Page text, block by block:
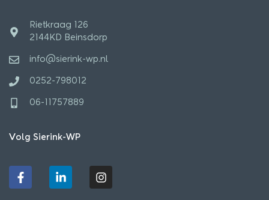
Rietkraag 126
2144KD Beinsdorp
info@sierink-wp.nl
0252-798012
06-11757889
Volg Sierink-WP
F
a
c
L
i
n
I
n
s